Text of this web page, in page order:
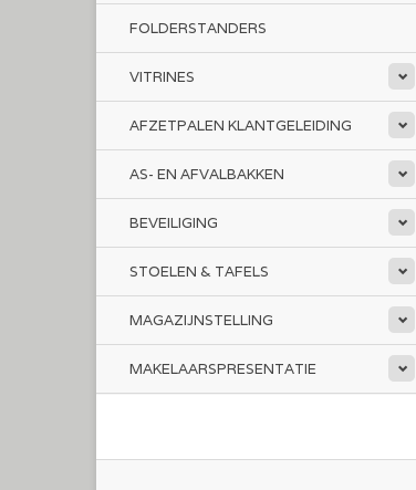
FOLDERSTANDERS
VITRINES
AFZETPALEN KLANTGELEIDING
AS- EN AFVALBAKKEN
BEVEILIGING
STOELEN & TAFELS
MAGAZIJNSTELLING
MAKELAARSPRESENTATIE